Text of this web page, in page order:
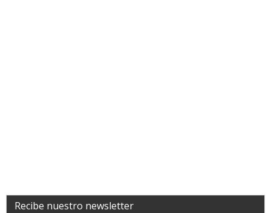
Recibe nuestro newsletter